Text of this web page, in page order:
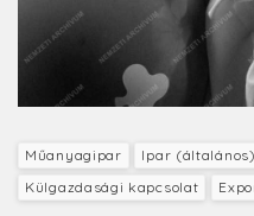
Műanyagipar Ipar (általános)
Külgazdasági kapcsolat